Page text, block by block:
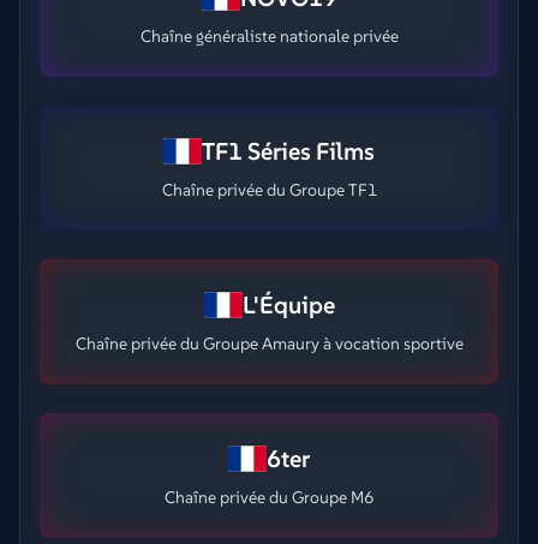
Chaîne généraliste nationale privée
TF1 Séries Films
Chaîne privée du Groupe TF1
L'Équipe
Chaîne privée du Groupe Amaury à vocation sportive
6ter
Chaîne privée du Groupe M6